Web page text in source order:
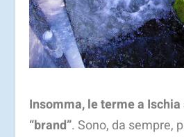
Insomma, le terme a Ischia
“brand”. Sono, da sempre,